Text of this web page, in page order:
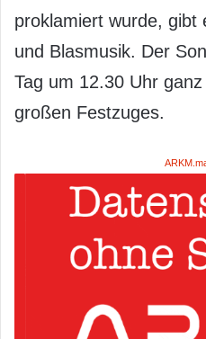
proklamiert wurde, gibt
und Blasmusik. Der
Tag um 12.30 Uhr
großen Festzuges.